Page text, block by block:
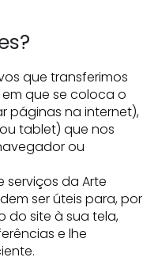
que transferimos
que se coloca o
páginas na internet),
tablet) que nos
ou
serviços da Arte
ser úteis para, por
do site à sua tela,
e lhe